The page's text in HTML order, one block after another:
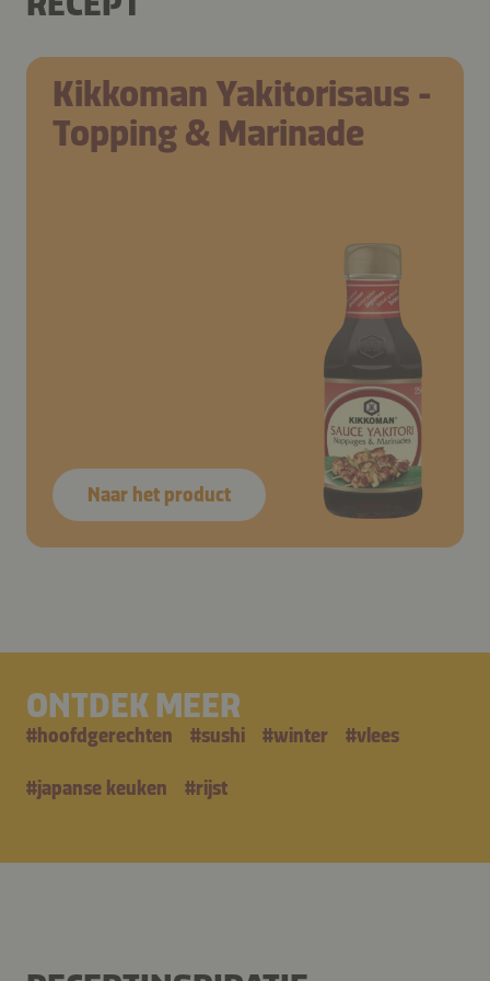
Kikkoman Yakitorisaus -
Topping & Marinade
Naar het product
ONTDEK MEER
#hoofdgerechten #sushi #winter #vlees
#japanse keuken #rijst